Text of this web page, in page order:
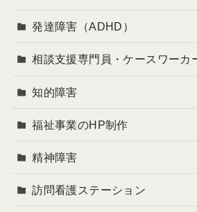
発達障害（ADHD）
相談支援専門員・ケースワーカ
知的障害
福祉事業のHP制作
精神障害
訪問看護ステーション